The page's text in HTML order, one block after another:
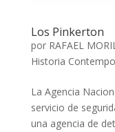
Los Pinkerton
por RAFAEL
Historia
La Agencia
servicio de
una agencia de